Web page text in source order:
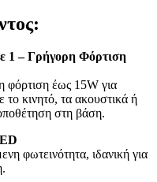
1 – Γρήγορη Φόρτιση
φόρτιση έως 15W για
κινητό, τα ακουστικά ή
στη βάση.
φωτεινότητα, ιδανική για